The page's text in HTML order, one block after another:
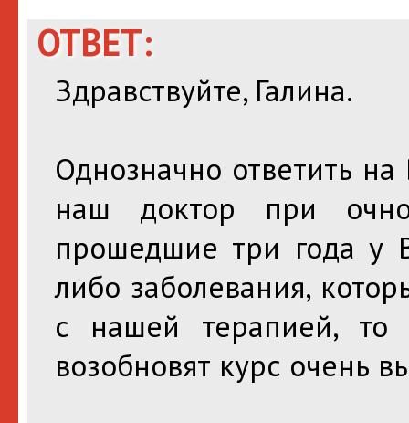
ОТВЕТ:
Здравствуйте, Галина.
Однозначно ответить
наш доктор при
прошедшие три года у
либо заболевания,
с нашей терапией, то
возобновят курс очень